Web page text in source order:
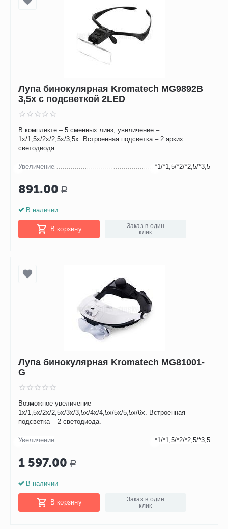
Лупа бинокулярная Kromatech MG9892B
3,5х с подсветкой 2LED
В комплекте – 5 сменных линз, увеличение –
1х/1,5х/2х/2,5х/3,5х. Встроенная подсветка – 2 ярких
светодиода.
Увеличение *1/*1,5/*2/*2,5/*3,5
891.00 Р
В наличии
В корзину
Заказ в один
клик
Лупа бинокулярная Kromatech MG81001-
G
Возможное увеличение –
1х/1,5х/2х/2,5х/3х/3,5х/4х/4,5х/5х/5,5х/6х. Встроенная
подсветка – 2 светодиода.
Увеличение *1/*1,5/*2/*2,5/*3,5
1 597.00 Р
В наличии
В корзину
Заказ в один
клик